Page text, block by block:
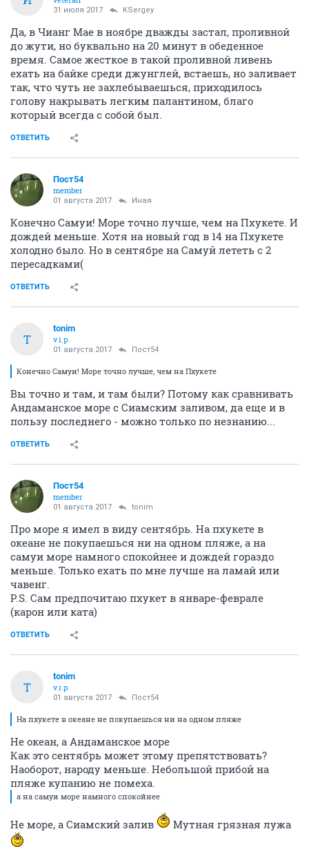
31 июля 2017 KSergey
Да, в Чианг Мае в ноябре дважды застал, проливной
до жути, но буквально на 20 минут в обеденное
время. Самое жесткое в такой проливной ливень
ехать на байке среди джунглей, встаешь, но заливает
так, что чуть не захлебываешься, приходилось
голову накрывать легким палантином, благо
который всегда с собой был.
ОТВЕТИТЬ
Пост54
member
01 августа 2017 Иная
Конечно Самуи! Море точно лучше, чем на Пхукете. И
дождей меньше. Хотя на новый год в 14 на Пхукете
холодно было. Но в сентябре на Самуй лететь с 2
пересадками(
ОТВЕТИТЬ
T
tonim
v.i.p.
01 августа 2017 Пост54
Конечно Самуи! Море точно лучше, чем на Пхукете
Вы точно и там, и там были? Потому как сравнивать
Андаманское море с Сиамским заливом, да еще и в
пользу последнего - можно только по незнанию...
ОТВЕТИТЬ
Пост54
member
01 августа 2017 tonim
Про море я имел в виду сентябрь. На пхукете в
океане не покупаешься ни на одном пляже, а на
самуи море намного спокойнее и дождей гораздо
меньше. Только ехать по мне лучше на ламай или
чавенг.
P.S. Сам предпочитаю пхукет в январе-феврале
(карон или ката)
ОТВЕТИТЬ
T
tonim
v.i.p.
01 августа 2017 Пост54
На пхукете в океане не покупаешься ни на одном пляже
Не океан, а Андаманское море
Как это сентябрь может этому препятствовать?
Наоборот, народу меньше. Небольшой прибой на
пляже купанию не помеха.
а на самуи море намного спокойнее
Не море, а Сиамский залив Мутная грязная лужа